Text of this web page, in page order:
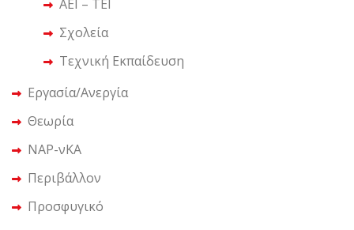
ΑΕΙ – ΤΕΙ
Σχολεία
Τεχνική Εκπαίδευση
Εργασία/Ανεργία
Θεωρία
ΝΑΡ-νΚΑ
Περιβάλλον
Προσφυγικό